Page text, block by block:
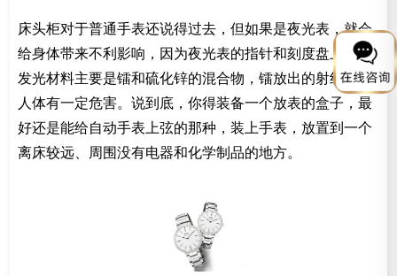
床头柜对于普通手表还说得过去，但如果是夜光表，就会
给身体带来不利影响，因为夜光表的指针和刻度盘上涂的
发光材料主要是镭和硫化锌的混合物，镭放出的射线会对
人体有一定危害。说到底，你得装备一个放表的盒子，最
好还是能给自动手表上弦的那种，装上手表，放置到一个
离床较远、周围没有电器和化学制品的地方。